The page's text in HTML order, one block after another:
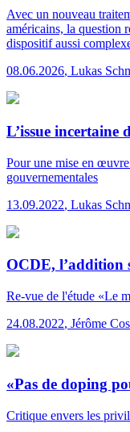
Avec un nouveau
américains, la question
dispositif aussi
08.06.2026, Lukas
L’issue incertaine
Pour une mise en
gouvernementales
13.09.2022, Lukas
OCDE, l’addition
Re-vue de l'étude «Le
24.08.2022, Jérôme
«Pas de doping
Critique envers les